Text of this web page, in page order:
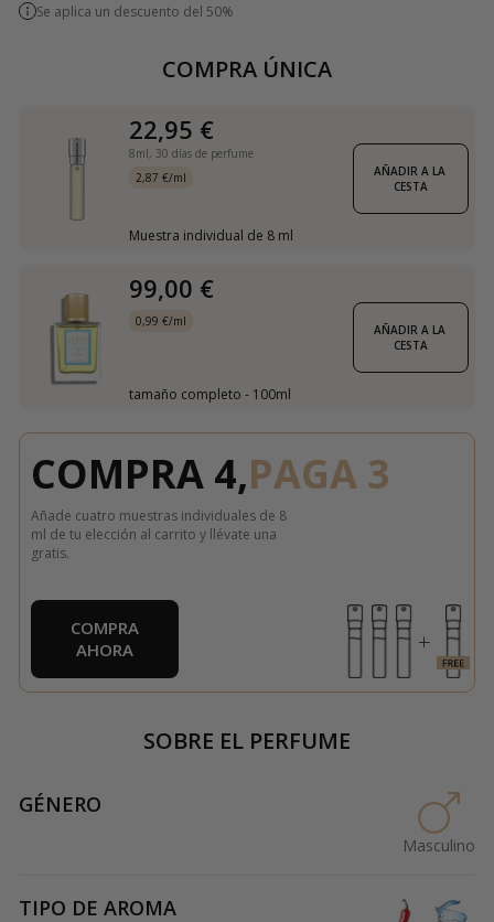
Se aplica un descuento del 50%
COMPRA ÚNICA
22,95 €
8ml, 30 días de perfume
2,87 €/ml
Muestra individual de 8 ml
AÑADIR A LA
CESTA
99,00 €
0,99 €/ml
tamaño completo - 100ml
AÑADIR A LA
CESTA
COMPRA 4,PAGA 3
Añade cuatro muestras individuales de 8
ml de tu elección al carrito y llévate una
gratis.
COMPRA
AHORA
SOBRE EL PERFUME
GÉNERO
Masculino
TIPO DE AROMA